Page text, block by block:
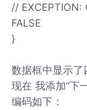
//
FALSE
}
数据框中显示了
现在 我添加“下
编码如下：